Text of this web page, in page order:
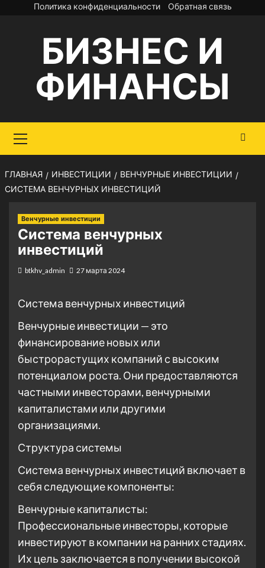
Перейти
содержимому
Политика конфиденциальности Обратная связь
БИЗНЕС И
ФИНАНСЫ
меню
ГЛАВНАЯ ИНВЕСТИЦИИ
ВЕНЧУРНЫЕ ИНВЕСТИЦИИ
СИСТЕМА ВЕНЧУРНЫХ ИНВЕСТИЦИЙ
Венчурные инвестиции
Система венчурных
инвестиций
btkhv_admin 27 марта 2024
Система венчурных инвестиций
Венчурные инвестиции — это
финансирование новых или
быстрорастущих компаний с высоким
потенциалом роста. Они предоставляются
частными инвесторами, венчурными
капиталистами или другими
организациями.
Структура системы
Система венчурных инвестиций включает в
себя следующие компоненты:
Венчурные капиталисты:
Профессиональные инвесторы, которые
инвестируют в компании на ранних стадиях.
Их цель заключается в получении высокой